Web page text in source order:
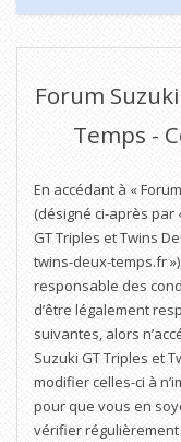
Forum
Temps -
En accédant à «
(désigné ci-après par
GT Triples et Twins
twins-deux-temps.fr
responsable des
d’être légalement
suivantes, alors
Suzuki GT Triples et
modifier celles-ci à
pour que vous en
vérifier régulièrement